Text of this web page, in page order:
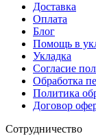
Доставка
Оплата
Блог
Помощь в
Укладка
Согласие
Обработка
Политика
Договор
Сотрудничество